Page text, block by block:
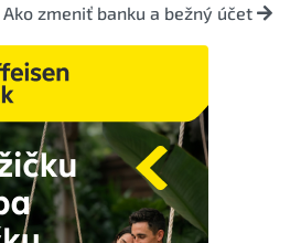
Ako zmeniť banku a bežný účet